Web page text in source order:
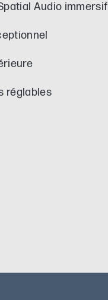
Audio immersif
réglables